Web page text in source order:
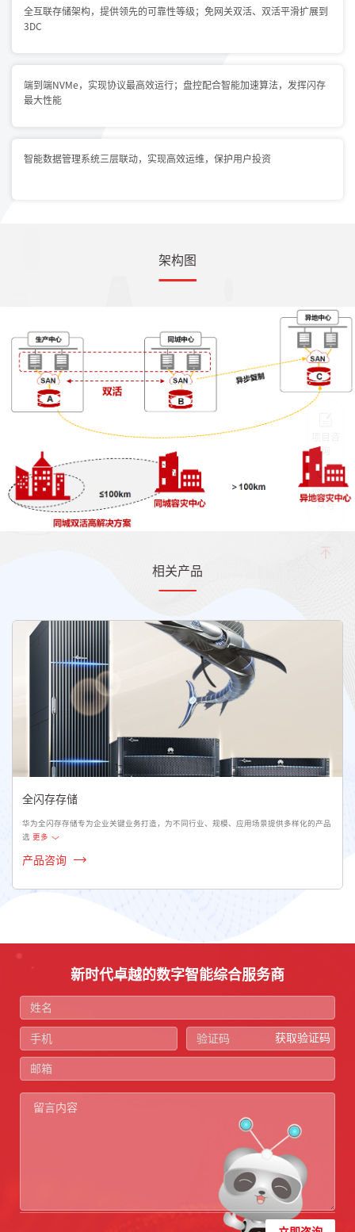
全互联存储架构，提供领先的可靠性等级；免网关双活、双活平滑扩展到
3DC
端到端NVMe，实现协议最高效运行；盘控配合智能加速算法，发挥闪存
最大性能
智能数据管理系统三层联动，实现高效运维，保护用户投资
架构图
相关产品
全闪存存储
华为全闪存存储专为企业关键业务打造，为不同行业、规模、应用场景提供多样化的产品
选 更多
产品咨询
询
微信公
众号
新时代卓越的数字智能综合服务商
获取验证码